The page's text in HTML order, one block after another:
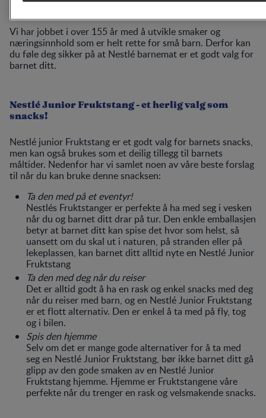
Vi har jobbet i over 155 år med å utvikle smaker og
næringsinnhold som er helt rette for små barn. Derfor kan
du føle deg sikker på at Nestlé barnemat er et godt valg for
barnet ditt.
Nestlé Junior Fruktstang - et herlig valg som
snacks!
Nestlé junior Fruktstang er et godt valg for barnets snacks,
men kan også brukes som et deilig tillegg til barnets
måltider. Nedenfor har vi samlet noen av våre beste forslag
til når du kan bruke denne snacksen:
Ta den med på et eventyr!
Nestlés Fruktstanger er perfekte å ha med seg i vesken
når du og barnet ditt drar på tur. Den enkle emballasjen
betyr at barnet ditt kan spise det hvor som helst, så
uansett om du skal ut i naturen, på stranden eller på
lekeplassen, kan barnet ditt alltid nyte en Nestlé Junior
Fruktstang
Ta den med deg når du reiser
Det er alltid godt å ha en rask og enkel snacks med deg
når du reiser med barn, og en Nestlé Junior Fruktstang
er et flott alternativ. Den er enkel å ta med på fly, tog
og i bilen.
Spis den hjemme
Selv om det er mange gode alternativer for å ta med
seg en Nestlé Junior Fruktstang, bør ikke barnet ditt gå
glipp av den gode smaken av en Nestlé Junior
Fruktstang hjemme. Hjemme er Fruktstangene våre
perfekte når du trenger en rask og velsmakende snacks.